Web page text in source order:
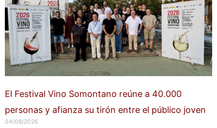
El Festival Vino Somontano reúne a 40.000
personas y afianza su tirón entre el público joven
04/08/2026